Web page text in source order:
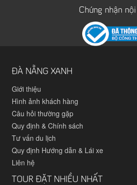
Chứng nhận
ĐÀ NẴNG XANH
Giới thiệu
Hình ảnh khách hàng
Câu hỏi thường gặp
Quy định & Chính sách
Tư vấn du lịch
Quy định Hướng dẫn & Lái xe
Liên hệ
TOUR ĐẶT NHIỀU NHẤT